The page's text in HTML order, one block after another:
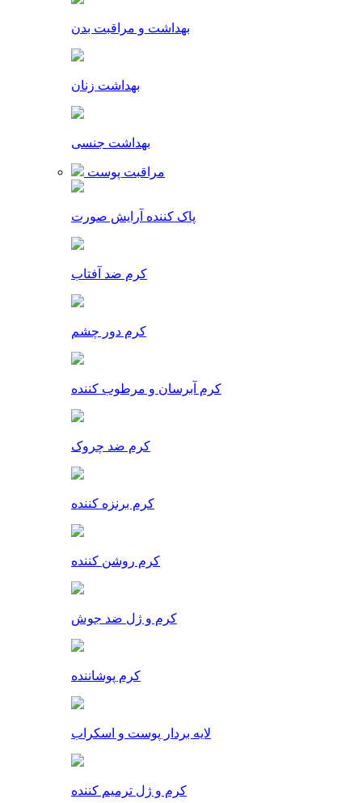
بهداشت و مراقبت بدن
بهداشت زنان
بهداشت جنسی
مراقبت پوست
پاک کننده آرایش صورت
کرم ضد آفتاب
کرم دور چشم
کرم آبرسان و مرطوب کننده
کرم ضد چروک
کرم برنزه کننده
کرم روشن کننده
کرم و ژل ضد جوش
کرم پوشاننده
لایه بردار پوست و اسکراب
کرم و ژل ترمیم کننده